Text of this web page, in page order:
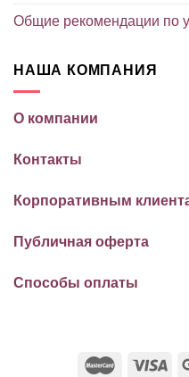
Общие рекомендации по
НАША КОМПАНИЯ
О компании
Контакты
Корпоративным
Публичная оферта
Способы оплаты